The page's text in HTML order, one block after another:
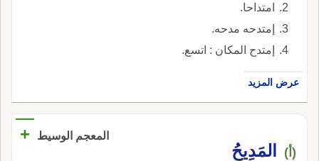
امتداحا.
إمتدحه مدحه.
إمتدح المكان : اتسع.
عرض المزيد
المعجم الوسيط +
(أ) المَدِيحُ